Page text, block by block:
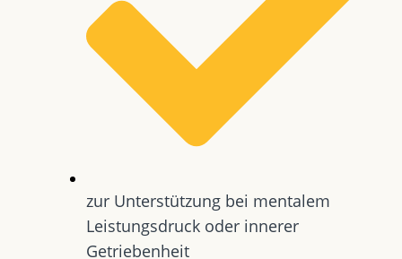
zur Unterstützung bei mentalem
Leistungsdruck oder innerer
Getriebenheit